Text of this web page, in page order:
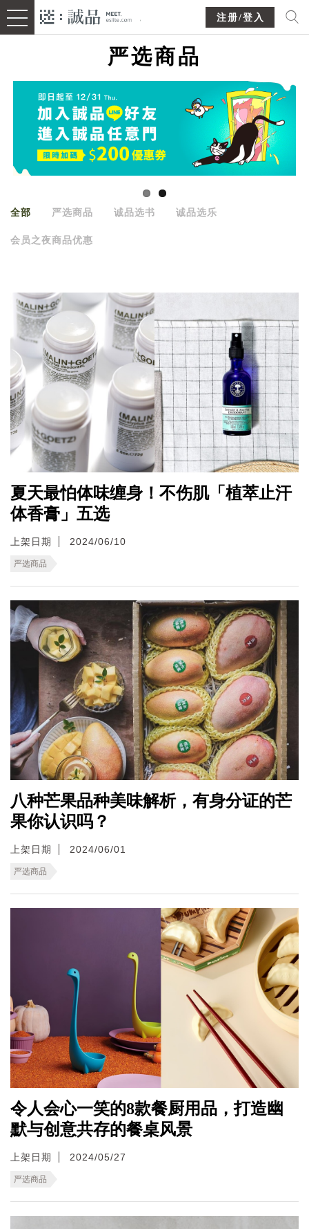
注册/登入
严选商品
全部 严选商品 诚品选书 诚品选乐
会员之夜商品优惠
夏天最怕体味缠身！不伤肌「植萃止汗
体香膏」五选
上架日期 2024/06/10
严选商品
八种芒果品种美味解析，有身分证的芒
果你认识吗？
上架日期 2024/06/01
严选商品
令人会心一笑的8款餐厨用品，打造幽
默与创意共存的餐桌风景
上架日期 2024/05/27
严选商品